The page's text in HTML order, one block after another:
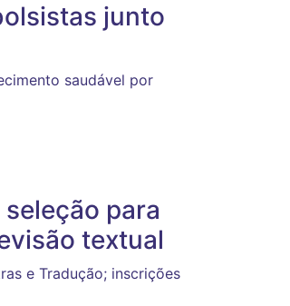
junto
saudável por
para
textual
e Tradução; inscrições